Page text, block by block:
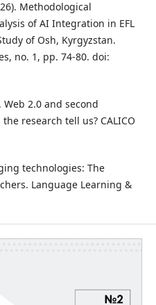
Methodological
of AI Integration in EFL
of Osh, Kyrgyzstan.
no. 1, pp. 74-80. doi:
Web 2.0 and second
research tell us? CALICO
technologies: The
Language Learning &